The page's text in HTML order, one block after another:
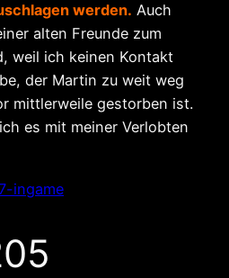
werden. Auch
alten Freunde zum
weil ich keinen Kontakt
der Martin zu weit weg
mittlerweile gestorben ist.
es mit meiner Verlobten